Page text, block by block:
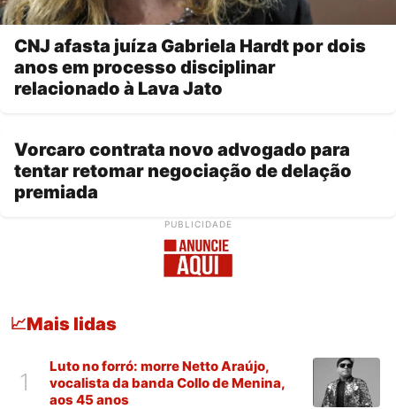
CNJ afasta juíza Gabriela Hardt por dois
anos em processo disciplinar
relacionado à Lava Jato
Vorcaro contrata novo advogado para
tentar retomar negociação de delação
premiada
PUBLICIDADE
📈Mais lidas
1
Luto no forró: morre Netto Araújo,
vocalista da banda Collo de Menina,
aos 45 anos